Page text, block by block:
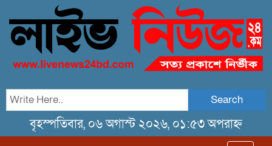
Search
বৃহস্পতিবার, ০৬ অগাস্ট ২০২৬, ০১:৫৩ অপরাহ্ন